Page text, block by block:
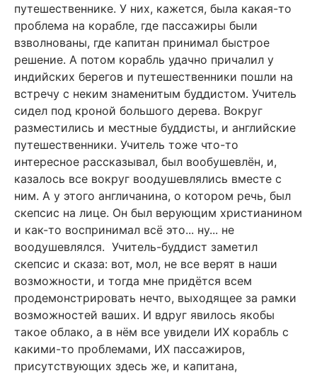
путешественнике. У них, кажется, была какая-то
проблема на корабле, где пассажиры были
взволнованы, где капитан принимал быстрое
решение. А потом корабль удачно причалил у
индийских берегов и путешественники пошли на
встречу с неким знаменитым буддистом. Учитель
сидел под кроной большого дерева. Вокруг
разместились и местные буддисты, и английские
путешественники. Учитель тоже что-то
интересное рассказывал, был вообушевлён, и,
казалось все вокруг воодушевлялись вместе с
ним. А у этого англичанина, о котором речь, был
скепсис на лице. Он был верующим христианином
и как-то воспринимал всё это... ну... не
воодушевлялся. Учитель-буддист заметил
скепсис и сказа: вот, мол, не все верят в наши
возможности, и тогда мне придётся всем
продемонстрировать нечто, выходящее за рамки
возможностей ваших. И вдруг явилось якобы
такое облако, а в нём все увидели ИХ корабль с
какими-то проблемами, ИХ пассажиров,
присутствующих здесь же, и капитана,